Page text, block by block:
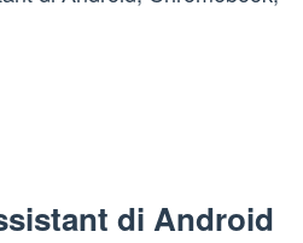
di Android